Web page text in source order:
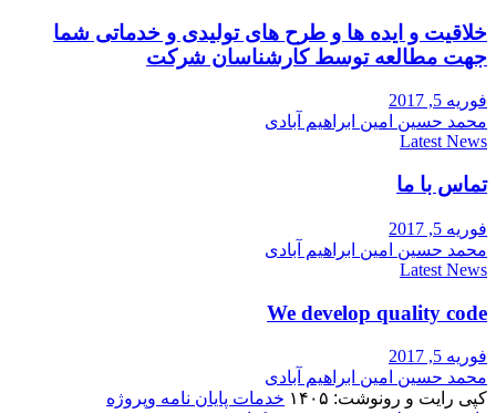
خلاقیت و ایده ها و طرح های تولیدی و خدماتی شما
جهت مطالعه توسط کارشناسان شرکت
فوریه 5, 2017
محمد حسین امین ابراهیم آبادی
Latest News
تماس با ما
فوریه 5, 2017
محمد حسین امین ابراهیم آبادی
Latest News
We develop quality code
فوریه 5, 2017
محمد حسین امین ابراهیم آبادی
کپی رایت و رونوشت: ۱۴۰۵
خدمات پایان نامه وپروژه